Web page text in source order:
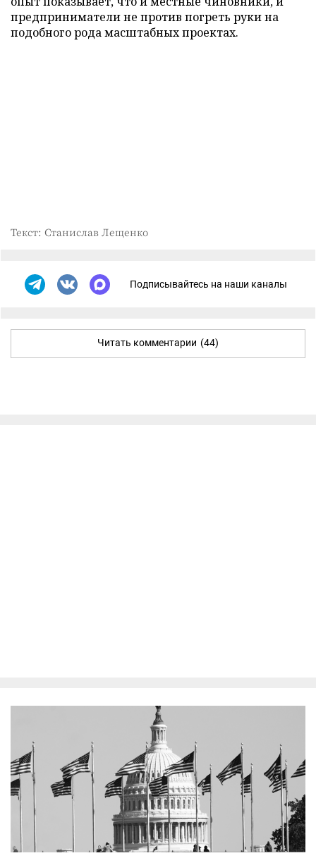
предприниматели не против погреть руки на
подобного рода масштабных проектах.
Текст: Станислав Лещенко
Подписывайтесь на наши каналы
Читать комментарии (44)